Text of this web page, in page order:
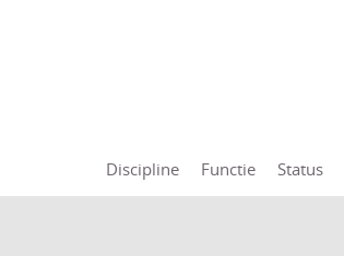
Discipline Functie Status